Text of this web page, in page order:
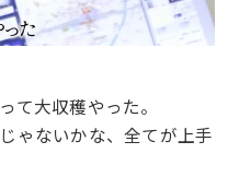
て大収穫やった。
ゃないかな、全てが上手